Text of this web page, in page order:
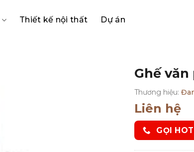
Thiết kế nội thất Dự án
Ghế văn
Thương hiệu:
Liên hệ
GỌI